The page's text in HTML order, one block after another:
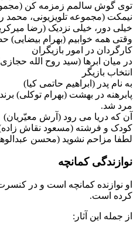
توی گوش سالمم زمزمه کن
نیمکت (مجموعه تلویزیونی، محمد
خیلی دور، خیلی نزدیک (رضا
وقتی همه خوابیم (بهرام بیضایی)
کارگردان در امور بازیگران
در میان ابرها (سید روح الله
انتخاب بازیگر
به نام پدر (ابراهیم حاتمی کیا)
پابرهنه در بهشت (بهرام توکلی)
مرد شد.
آن که دریا می رود (آرش معیّریان)
کودک و فرشته (مسعود نقاش
لطفا مزاحم نشوید (محسن
نوازندگی کمانچه
او نوازنده كمانچه است و در
كرده است.
از جمله این آثار: